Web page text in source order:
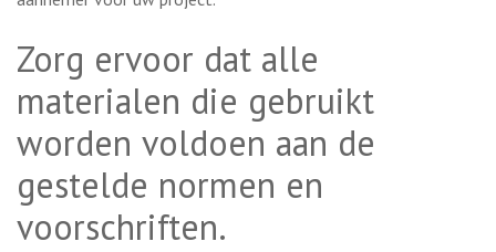
Zorg ervoor dat alle
materialen die gebruikt
worden voldoen aan de
gestelde normen en
voorschriften.